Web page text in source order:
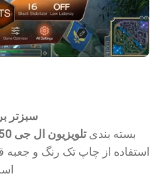
سبزتر
بسته بندیتلویزیون ال جی 50 اینچ 4K مدل 50UQ90006
استفاده از چاپ تک رنگ و جعبه